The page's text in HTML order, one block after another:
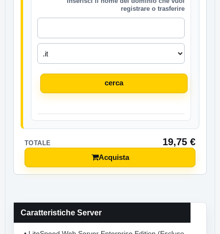
registrare o trasferire
cerca
TOTALE 19,75 €
Acquista
Caratteristiche Server